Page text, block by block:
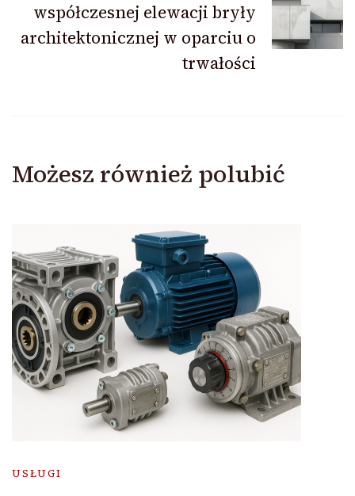
współczesnej elewacji bryły
architektonicznej w oparciu o
trwałości
Możesz również polubić
USŁUGI